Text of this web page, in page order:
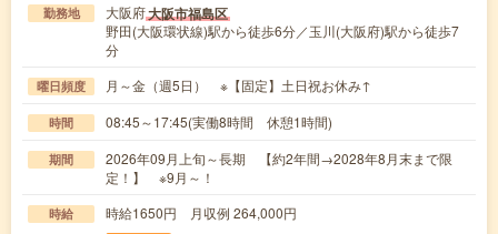
勤務地 大阪府大阪市福島区
野田(大阪環状線)駅から徒歩6分／玉川(大阪府)駅から徒歩7
分
曜日頻度 月～金（週5日） ※【固定】土日祝お休み↑
時間 08:45～17:45(実働8時間 休憩1時間)
期間
2026年09月上旬～長期 【約2年間→2028年8月末まで限
定！】 ※9月～！
時給 時給1650円 月収例 264,000円